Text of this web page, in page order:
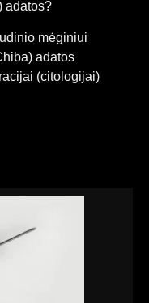
adatos?
mėginiui
adatos
(citologijai)